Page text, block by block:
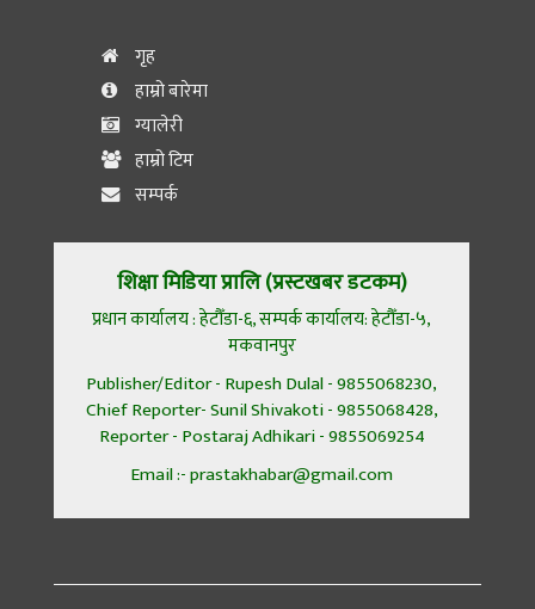
गृह
हाम्रो बारेमा
ग्यालेरी
हाम्रो टिम
सम्पर्क
शिक्षा मिडिया प्रालि (प्रस्टखबर डटकम)
प्रधान कार्यालय : हेटौँडा-६, सम्पर्क कार्यालय: हेटौँडा-५,
मकवानपुर
Publisher/Editor - Rupesh Dulal - 9855068230,
Chief Reporter- Sunil Shivakoti - 9855068428,
Reporter - Postaraj Adhikari - 9855069254
Email :- prastakhabar@gmail.com